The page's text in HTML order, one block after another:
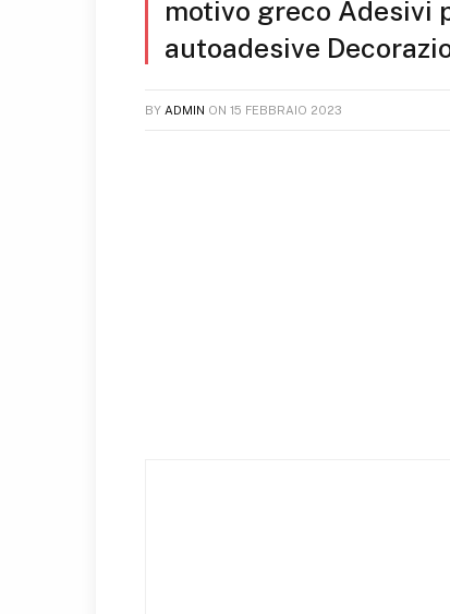
motivo greco Adesivi
autoadesive
BY ADMIN ON 15 FEBBRAIO 2023